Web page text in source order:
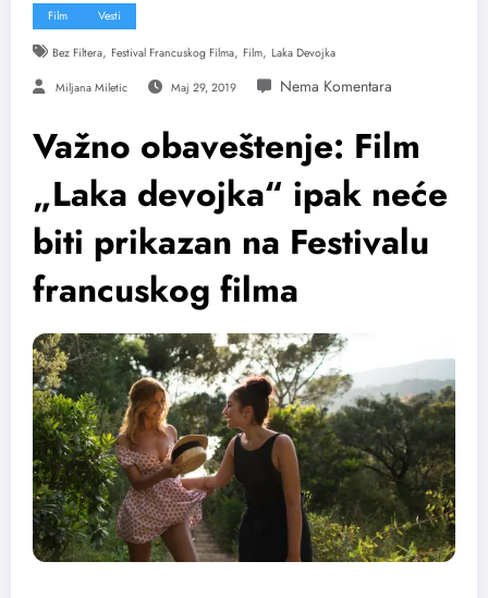
Film Vesti
Bez Filtera, Festival Francuskog Filma, Film, Laka Devojka
Miljana Miletic Maj 29, 2019
Važno obaveštenje: Film
„Laka devojka“ ipak neće
biti prikazan na Festivalu
francuskog filma